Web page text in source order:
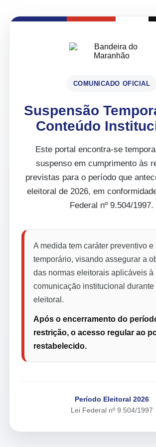
COMUNICADO OFICIAL
Suspensão
Conteúdo
Este portal encontra-se
suspenso em cumprimento às
previstas para o período que
eleitoral de 2026, em
Federal nº 9.504/1997.
A medida tem caráter preventivo e
temporário, visando assegurar a
das normas eleitorais aplicáveis à
comunicação institucional durante
eleitoral.
Após o encerramento do
restrição, o acesso regular ao
restabelecido.
Período Eleitoral 2026
Lei Federal nº 9.504/1997